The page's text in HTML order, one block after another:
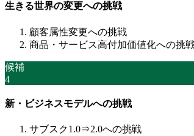
生きる世界の変更への挑戦
顧客属性変更への挑戦
商品・サービス高付加価値化への挑
候補
4
新・ビジネスモデルへの挑戦
サブスク1.0⇒2.0への挑戦